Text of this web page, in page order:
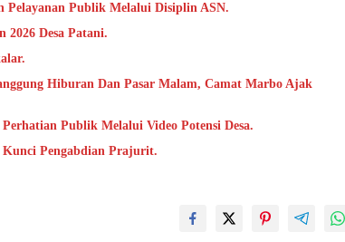
Publik Melalui Disiplin ASN.
Desa Patani.
Hiburan Dan Pasar Malam, Camat Marbo Ajak
Publik Melalui Video Potensi Desa.
Pengabdian Prajurit.